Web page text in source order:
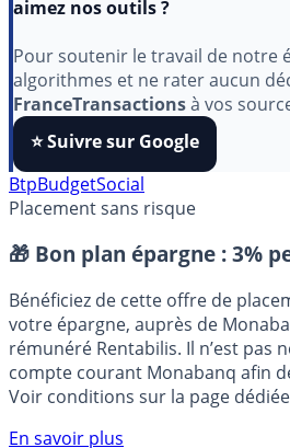
Indépendant, gratuit et sans
Pour soutenir le travail de notre
algorithmes et ne rater aucun
FranceTransactionsà vos
⭐️ Suivre sur Google
BtpBudgetSocial
Placement sans risque
🎁 Bon plan épargne : 3%
Bénéficiez de cette offre de
votre épargne, auprès de
rémunéré Rentabilis. Il n’est pas
compte courant Monabanq afin
Voir conditions sur la page dédiée